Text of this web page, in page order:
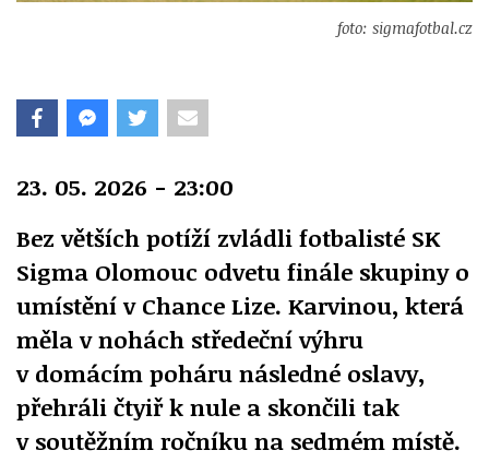
foto: sigmafotbal.cz
23. 05. 2026 - 23:00
Bez větších potíží zvládli fotbalisté SK
Sigma Olomouc odvetu finále skupiny o
umístění v Chance Lize. Karvinou, která
měla v nohách středeční výhru
v domácím poháru následné oslavy,
přehráli čtyiř k nule a skončili tak
v soutěžním ročníku na sedmém místě.